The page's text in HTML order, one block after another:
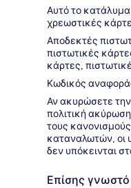
Αυτό το κατάλυμα
χρεωστικές
Αποδεκτές
πιστωτικές
κάρτες,
Κωδικός
Αν ακυρώσετε
πολιτική
τους
καταναλωτών, οι
δεν υπόκεινται
Επίσης